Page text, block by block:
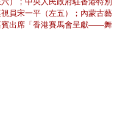
員宋一平（左五）；內蒙古藝
賓出席「香港賽馬會呈獻——舞